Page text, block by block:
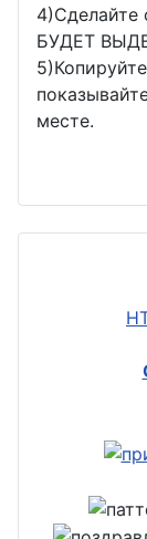
4)Сделайте
БУДЕТ
месте.